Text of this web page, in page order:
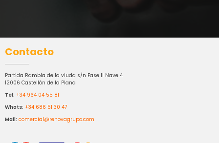
Contacto
Partida Rambla de la viuda s/n Fase II Nave 4
12006 Castellón de la Plana
Tel: +34 964 04 55 81
Whats: +34 686 51 30 47
Mail: comercial@renovagrupo.com